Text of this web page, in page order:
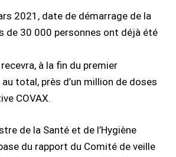
2021, date de démarrage de la
de 30 000 personnes ont déjà été
à la fin du premier
total, près d’un million de doses
COVAX.
de la Santé et de l’Hygiène
du rapport du Comité de veille